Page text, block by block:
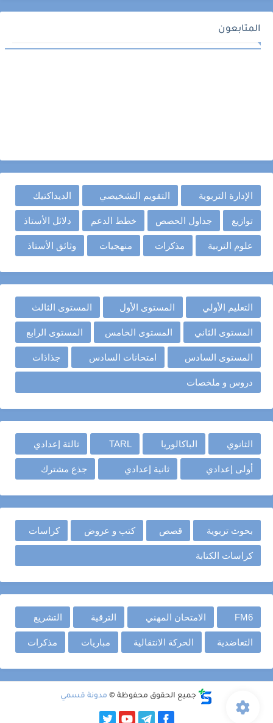
المتابعون
الإدارة التربوية التقويم التشخيصي الديداكتيك
توازيع جداول الحصص خطط الدعم دلائل الأستاذ
علوم التربية مذكرات منهجيات وثائق الأستاذ
التعليم الأولي المستوى الأول المستوى الثالث
المستوى الثاني المستوى الخامس المستوى الرابع
المستوى السادس امتحانات السادس جذاذات
دروس و ملخصات
الثانوي الباكالوريا TARL ثالثة إعدادي
أولى إعدادي ثانية إعدادي جذع مشترك
بحوث تربوية قصص كتب و عروض كراسات
كراسات الكتابة
FM6 الامتحان المهني الترقية التشريع
التعاضدية الحركة الانتقالية مباريات مذكرات
جميع الحقوق محفوظة © مدونة قسمي